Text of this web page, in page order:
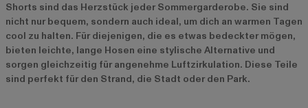
Shorts sind das Herzstück jeder Sommergarderobe. Sie sind
nicht nur bequem, sondern auch ideal, um dich an warmen Tagen
cool zu halten. Für diejenigen, die es etwas bedeckter mögen,
bieten leichte, lange Hosen eine stylische Alternative und
sorgen gleichzeitig für angenehme Luftzirkulation. Diese Teile
sind perfekt für den Strand, die Stadt oder den Park.